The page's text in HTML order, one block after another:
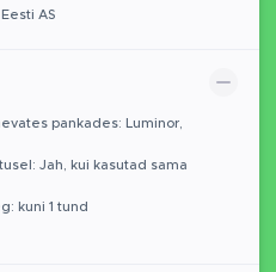
AS
pankades: Luminor,
Jah, kui kasutad sama
kuni 1 tund